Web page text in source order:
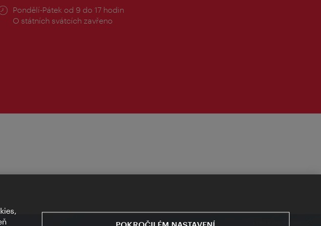
Provozní
doba:
Pondělí-Pátek od 9 do 17 hodin
O státních svátcích zavřeno
POKROČILÉM NASTAVENÍ